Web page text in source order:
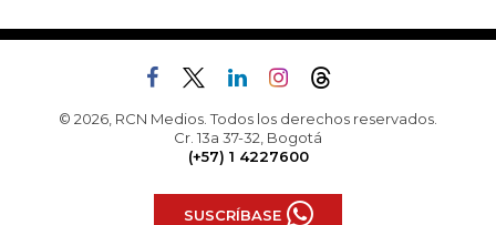
© 2026, RCN Medios. Todos los derechos reservados.
Cr. 13a 37-32, Bogotá
(+57) 1 4227600
SUSCRÍBASE